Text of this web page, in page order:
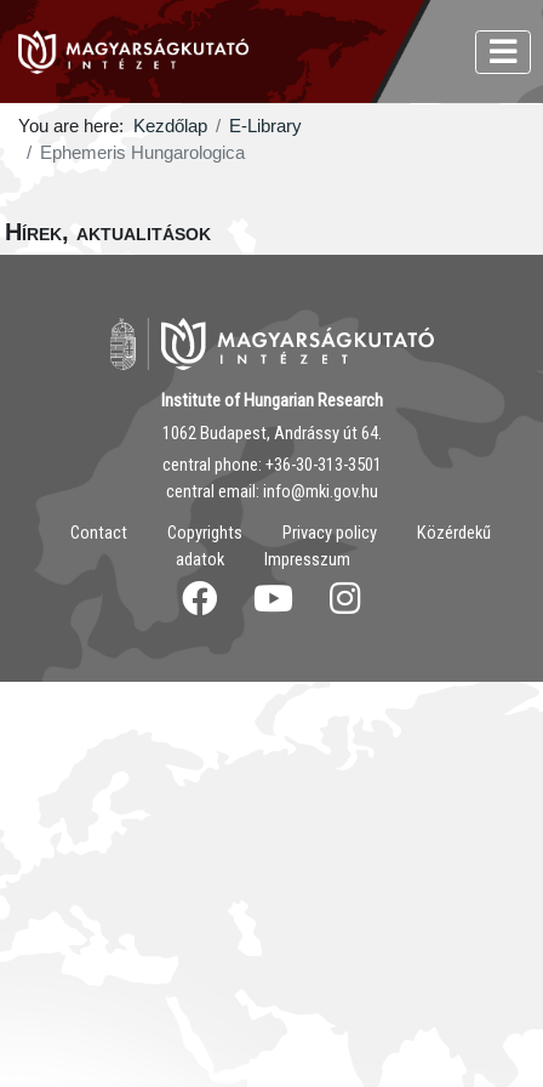
You are here: Kezdőlap
E-Library
Ephemeris Hungarologica
Hírek, aktualitások
Institute of Hungarian Research
1062 Budapest, Andrássy út 64.
central phone: ‭+36-30-313-3501
central email: info@mki.gov.hu
Contact
Copyrights Privacy policy
Közérdekű
adatok
Impresszum